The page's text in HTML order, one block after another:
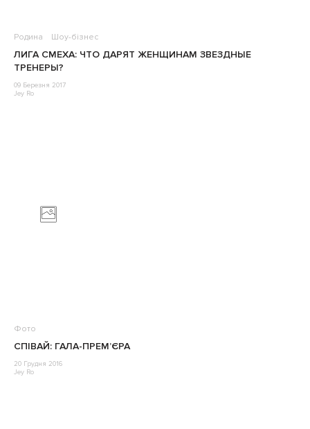
Родина Шоу-бізнес
ЛИГА СМЕХА: ЧТО ДАРЯТ ЖЕНЩИНАМ ЗВЕЗДНЫЕ
ТРЕНЕРЫ?
09 Березня 2017
Jey Ro
Фото
СПІВАЙ: ГАЛА-ПРЕМ’ЄРА
20 Грудня 2016
Jey Ro